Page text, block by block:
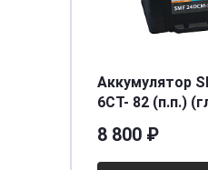
Аккумулятор
6СТ- 82 (п.п.)
[д260ш175в225/
8 800 ₽